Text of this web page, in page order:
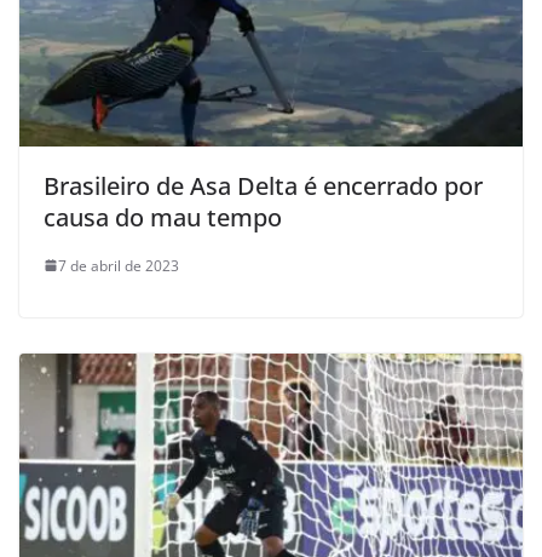
Brasileiro de Asa Delta é encerrado por
causa do mau tempo
7 de abril de 2023